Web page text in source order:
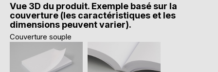
Vue 3D du produit. Exemple basé sur la
couverture (les caractéristiques et les
dimensions peuvent varier).
Couverture souple